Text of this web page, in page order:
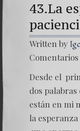
43.La
Written by
Comentarios
Desde el
dos
están en mi
la